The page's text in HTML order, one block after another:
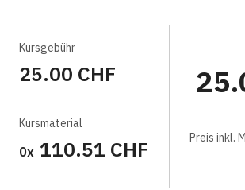
Kursgebühr
25.00 CHF
Kursmaterial
0x 110.51 CHF Preis inkl.